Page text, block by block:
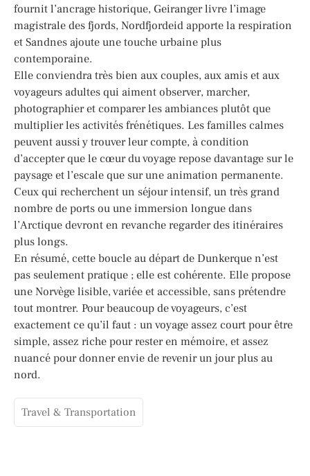
fournit l’ancrage historique, Geiranger livre l’image
magistrale des fjords, Nordfjordeid apporte la respiration
et Sandnes ajoute une touche urbaine plus
contemporaine.
Elle conviendra très bien aux couples, aux amis et aux
voyageurs adultes qui aiment observer, marcher,
photographier et comparer les ambiances plutôt que
multiplier les activités frénétiques. Les familles calmes
peuvent aussi y trouver leur compte, à condition
d’accepter que le cœur du voyage repose davantage sur le
paysage et l’escale que sur une animation permanente.
Ceux qui recherchent un séjour intensif, un très grand
nombre de ports ou une immersion longue dans
l’Arctique devront en revanche regarder des itinéraires
plus longs.
En résumé, cette boucle au départ de Dunkerque n’est
pas seulement pratique ; elle est cohérente. Elle propose
une Norvège lisible, variée et accessible, sans prétendre
tout montrer. Pour beaucoup de voyageurs, c’est
exactement ce qu’il faut : un voyage assez court pour être
simple, assez riche pour rester en mémoire, et assez
nuancé pour donner envie de revenir un jour plus au
nord.
Travel & Transportation